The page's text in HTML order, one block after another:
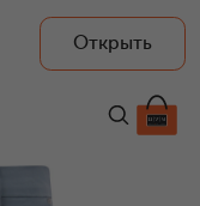
Открыть
77 350 ₽